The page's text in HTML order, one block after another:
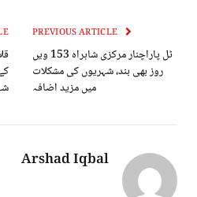
ٹل پاراچنار مرکزی شاہراہ 153 ویں
روز بھی بند، شہریوں کی مشکلات
میں مزید اضافہ
Arshad Iqbal